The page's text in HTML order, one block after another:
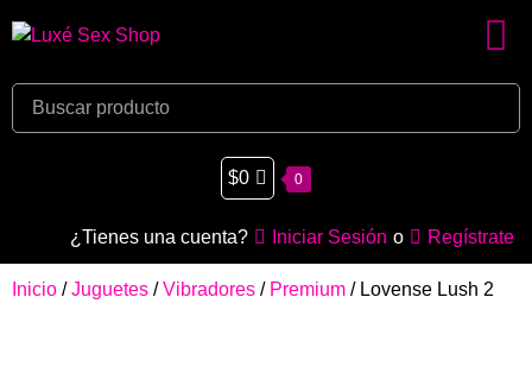
$0 0
¿Tienes una cuenta? Iniciar Sesión o Regístrate
Inicio /Juguetes /Vibradores / Premium / Lovense Lush 2